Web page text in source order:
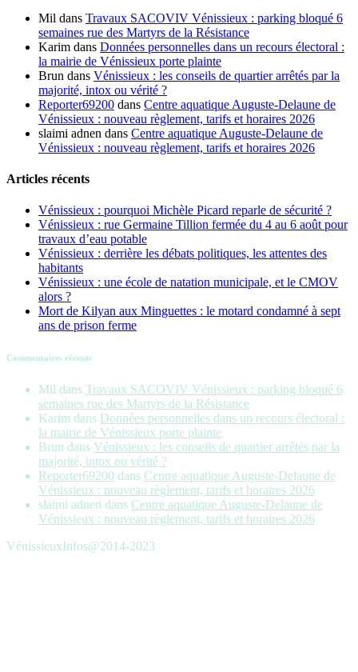
Mil dans Travaux SACOVIV Vénissieux : parking bloqué 6
semaines rue des Martyrs de la Résistance
Karim dans Données personnelles dans un recours électoral :
la mairie de Vénissieux porte plainte
Brun dans Vénissieux : les conseils de quartier arrêtés par la
majorité, intox ou vérité ?
Reporter69200 dans Centre aquatique Auguste-Delaune de
Vénissieux : nouveau règlement, tarifs et horaires 2026
slaimi adnen dans Centre aquatique Auguste-Delaune de
Vénissieux : nouveau règlement, tarifs et horaires 2026
Articles récents
Vénissieux : pourquoi Michèle Picard reparle de sécurité ?
Vénissieux : rue Germaine Tillion fermée du 4 au 6 août pour
travaux d’eau potable
Vénissieux : derrière les débats politiques, les attentes des
habitants
Vénissieux : une école de natation municipale, et le CMOV
alors ?
Mort de Kilyan aux Minguettes : le motard condamné à sept
ans de prison ferme
Commentaires récents
Mil dans Travaux SACOVIV Vénissieux : parking bloqué 6
semaines rue des Martyrs de la Résistance
Karim dans Données personnelles dans un recours électoral :
la mairie de Vénissieux porte plainte
Brun dans Vénissieux : les conseils de quartier arrêtés par la
majorité, intox ou vérité ?
Reporter69200 dans Centre aquatique Auguste-Delaune de
Vénissieux : nouveau règlement, tarifs et horaires 2026
slaimi adnen dans Centre aquatique Auguste-Delaune de
Vénissieux : nouveau règlement, tarifs et horaires 2026
VénissieuxInfos@2014-2023